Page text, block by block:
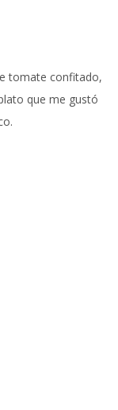
tomate confitado,
que me gustó